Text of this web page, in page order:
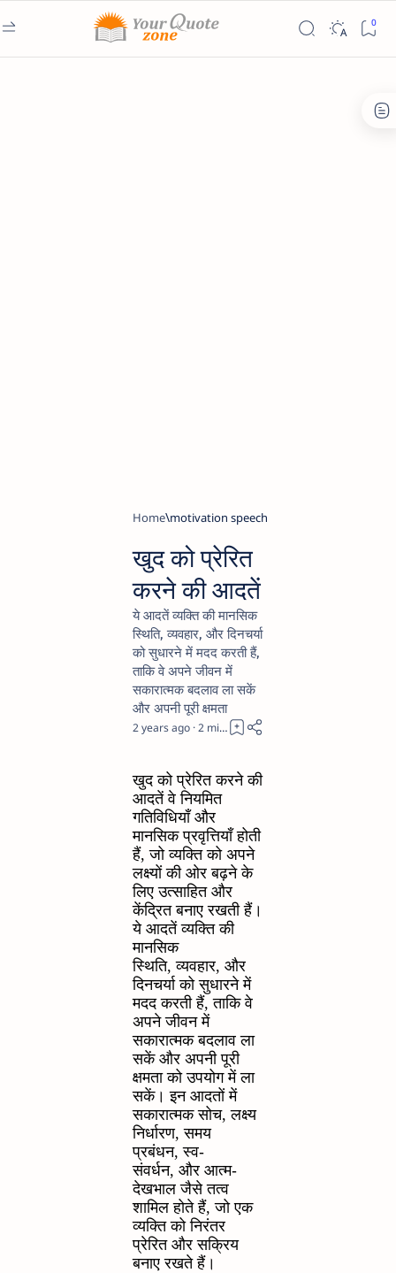
Home motivation speech
खुद को प्रेरित
करने की आदतें
ये आदतें व्यक्ति की मानसिक
स्थिति, व्यवहार, और दिनचर्या
को सुधारने में मदद करती हैं,
ताकि वे अपने जीवन में
सकारात्मक बदलाव ला सकें
और अपनी पूरी क्षमता
2 years ago 2
खुद को प्रेरित करने की
आदतें वे नियमित
गतिविधियाँ और
मानसिक प्रवृत्तियाँ होती
हैं,जो व्यक्ति को अपने
लक्ष्यों की ओर बढ़ने के
लिए उत्साहित और
केंद्रित बनाए रखती हैं।
ये आदतें व्यक्ति की
मानसिक
स्थिति,व्यवहार, और
दिनचर्या को सुधारने में
मदद करती हैं,ताकि वे
अपने जीवन में
सकारात्मक बदलाव ला
सकें और अपनी पूरी
क्षमता को उपयोग में ला
सकें। इन आदतों में
सकारात्मक सोच,लक्ष्य
निर्धारण,समय
प्रबंधन,स्व-
संवर्धन, और आत्म-
देखभाल जैसे तत्व
शामिल होते हैं,जो एक
व्यक्ति को निरंतर
प्रेरित और सक्रिय
बनाए रखते हैं।